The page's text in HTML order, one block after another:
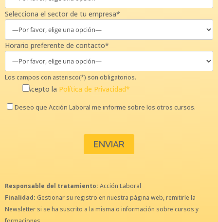
Selecciona el sector de tu empresa*
Horario preferente de contacto*
Los campos con asterisco(*) son obligatorios.
Acepto la Política de Privacidad*
Deseo que Acción Laboral me informe sobre los otros cursos.
Responsable del tratamiento: Acción Laboral
Finalidad: Gestionar su registro en nuestra página web, remitirle la
Newsletter si se ha suscrito a la misma o información sobre cursos y